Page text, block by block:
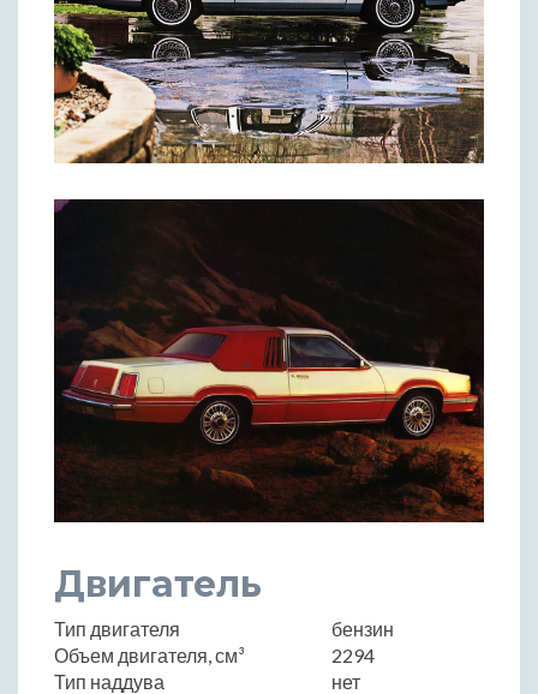
Двигатель
Тип двигателя
бензин
Объем двигателя, см³
2294
Тип наддува
нет